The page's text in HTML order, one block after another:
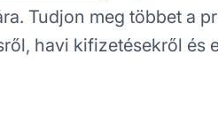
Tudjon meg többet a
havi kifizetésekről és